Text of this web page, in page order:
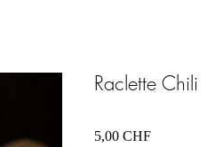
Raclette Chili
5,00 CHFPreis